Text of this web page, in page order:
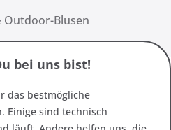
Outdoor-Blusen
bei uns bist!
das bestmögliche
Einige sind technisch